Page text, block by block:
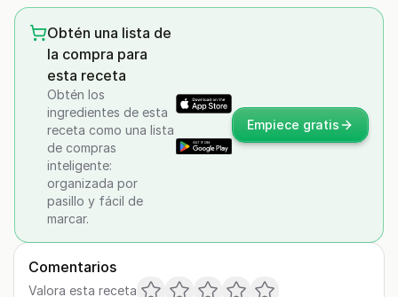
Obtén una lista de
la compra para
esta receta
Obtén los
ingredientes de esta
receta como una lista
de compras
inteligente:
organizada por
pasillo y fácil de
marcar.
Empiece gratis
Comentarios
Valora esta receta